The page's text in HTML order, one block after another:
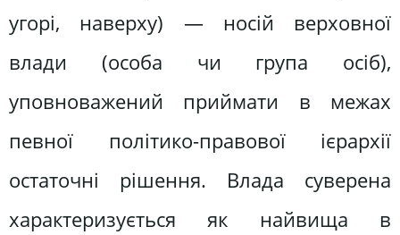
угорі, наверху) — носій верховної
влади (особа чи група осіб),
уповноважений приймати в межах
певної політико-правової ієрархії
остаточні рішення. Влада суверена
характеризується як найвища в